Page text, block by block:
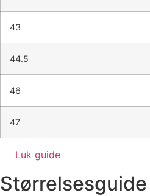
43
44.5
46
47
Luk guide
Størrelsesguide